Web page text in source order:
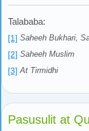
Talababa:
[1] Saheeh Bukhari,
[2] Saheeh Muslim
[3] At Tirmidhi
Pasusulit at